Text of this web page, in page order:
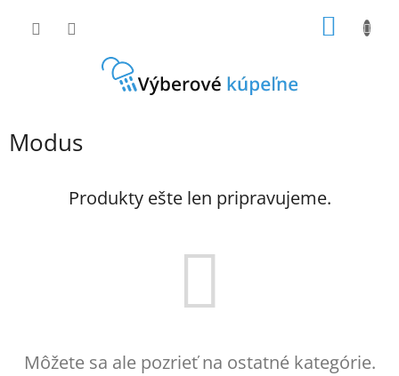
Modus
Produkty ešte len pripravujeme.
Môžete sa ale pozrieť na ostatné kategórie.